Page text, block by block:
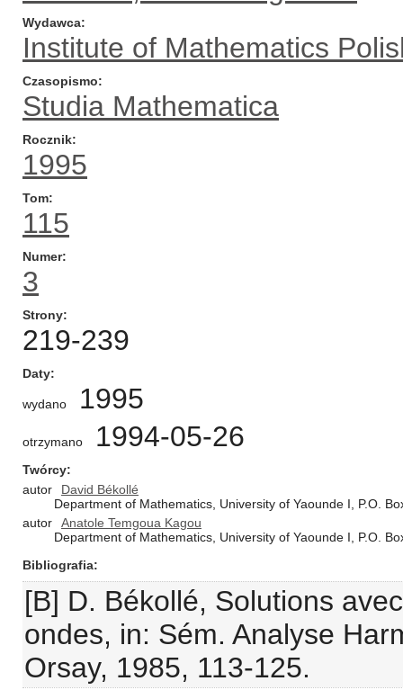
Wydawca
Institute of Mathematics
Czasopismo
Studia Mathematica
Rocznik
1995
Tom
115
Numer
3
Strony
219-239
Daty
wydano 1995
otrzymano 1994-05-26
Twórcy
autor
David Békollé
Department of Mathematics, University of Yaounde I, P.O.
autor
Anatole Temgoua Kagou
Department of Mathematics, University of Yaounde I, P.O.
Bibliografia
[B] D. Békollé, Solutions
ondes, in: Sém. Analyse
Orsay, 1985, 113-125.